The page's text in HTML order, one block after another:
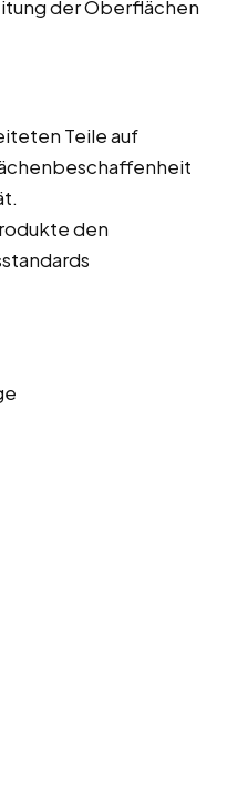
der Oberflächen
Teile auf
den